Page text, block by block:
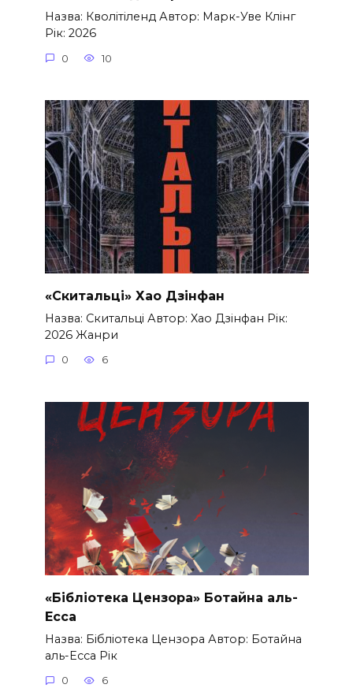
Назва: Кволітіленд Автор: Марк-Уве Клінг
Рік: 2026
0 10
«Скитальці» Хао Дзінфан
Назва: Скитальці Автор: Хао Дзінфан Рік:
2026 Жанри
0 6
«Бібліотека Цензора» Ботайна аль-
Есса
Назва: Бібліотека Цензора Автор: Ботайна
аль-Есса Рік
0 6